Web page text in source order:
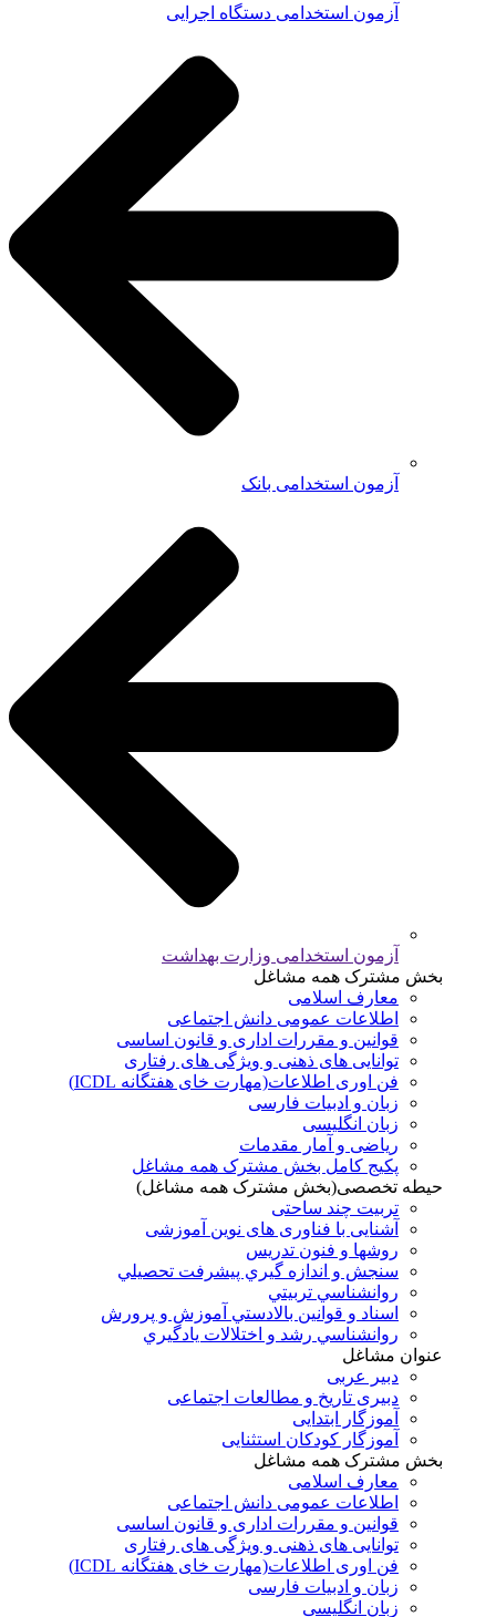
آزمون استخدامی دستگاه اجرایی
آزمون استخدامی بانک
آزمون استخدامی وزارت بهداشت
بخش مشترک همه مشاغل
معارف اسلامی
اطلاعات عمومی دانش اجتماعی
قوانین و مقررات اداری و قانون اساسی
توانایی های ذهنی و ویژگی های رفتاری
فن اوری اطلاعات(مهارت خای هفتگانه ICDL)
زبان و ادبیات فارسی
زبان انگلیسی
ریاضی و آمار مقدمات
پکیج کامل بخش مشترک همه مشاغل
حیطه تخصصی(بخش مشترک همه مشاغل)
تربیت چند ساحتی
آشنایی با فناوری های نوین آموزشی
روشها و فنون تدريس
سنجش و اندازه گيري پيشرفت تحصيلي
روانشناسي تربيتي
اسناد و قوانين بالادستي آموزش و پرورش
روانشناسي رشد و اختلالات يادگيري
عنوان مشاغل
دبير عربی
دبیری تاریخ و مطالعات اجتماعی
آموزگار ابتدایی
آموزگار کودکان استثنایی
بخش مشترک همه مشاغل
معارف اسلامی
اطلاعات عمومی دانش اجتماعی
قوانین و مقررات اداری و قانون اساسی
توانایی های ذهنی و ویژگی های رفتاری
فن اوری اطلاعات(مهارت خای هفتگانه ICDL)
زبان و ادبیات فارسی
زبان انگلیسی